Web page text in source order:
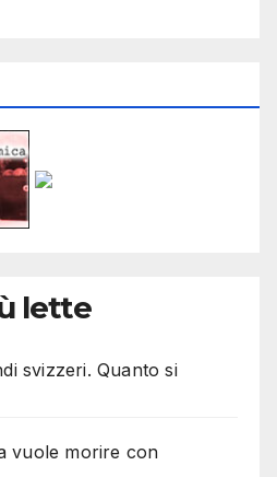
lette
svizzeri. Quanto si
vuole morire con